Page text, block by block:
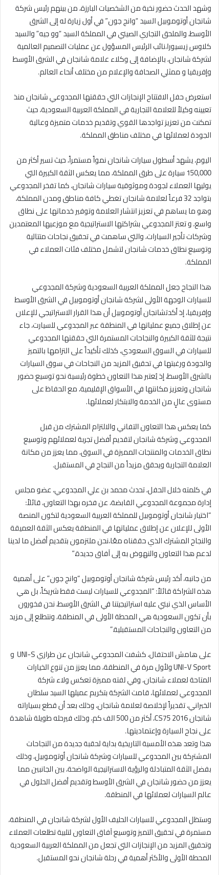
وشهد الحدث حضور نخبة من الشخصيات البارزة، من بينهم رئيس شركة
شانجان أوتوموبيل السيد “وانج جون” في أول زيارة له إلى الشرق
الأوسط، والملحق التجاري الصيني في المملكة السيد “وو جيه” والسيد
كلاوس زيسيورا،نائب الرئيس المسؤول عن عمليات التصميم العالمية
لشركة شانجان، بالإضافة إلى وكلاء علامة شانجان في الشرق الأوسط
وإفريقيا و ممثلي الصحافة والإعلام من مختلف أنحاء العالم.
استعرض حفل الافتتاح الإنجازات التي حققتها المجدوعي شانجان منذ
تعيينه وكيلاً للعلامة التجارية في المملكة العربية السعودية، حيث
تمكنت من تعزيز تواجدها القوي وتقديم خدمات متميزة وعالية
الجودة لعملائها في مختلف مناطق المملكة.
اليوم، يشهد أسطول سيارات شانجان نمواً مستمراً، حيث تسير أكثر من
150,000 سيارة على طرق المملكة، مما يعكس الثقة الكبيرة التي
يوليها العملاء لجودة وموثوقية سيارات شانجان، كما تفخر المجدوعي
بتواجد 32 فرعاً لعلامة شانجان تغطي كافة مناطق ومدن المملكة،
وهو ما يساهم في تعزيز انتشار العلامة وتوفير خدماتها على نطاق
واسع، و تعتز المجدوعي بشراكتها الاستراتيجية مع موزعيها المعتمدين
وشركات تأجير السيارات، والتي ساهمت في تحقيق نجاحات متتالية
وتوسيع نطاق خدمات شانجان لتشمل مختلف فئات العملاء في
المملكة.
هذا النجاح جعل المملكة العربية السعودية وشركة المجدوعي
للسيارات الوجهة الأولى لشركة شانجان أوتوموبيل في الشرق الأوسط
وإفريقيا، إذ أكدتشانجان أوتوموبيل أن هذا القرار الاستراتيجي للإعلان
عن إطلاق جميع عملياتها في المنطقة عبر المجدوعي للسيارت، جاء
نتيجة للثقة الكبيرة والنجاحات المستمرة التي حققتها المجدوعي
للسيارات في السوق السعودي، كذلك تأكيداً على التزامها بالتميز
والجودة ورغبتها في تحقيق المزيد من النجاحات في سوق السيارات
بالشرق الأوسط، إذ يُعتبر هذا التعاون خطوة رئيسية نحو توسيع حضور
شانجان وتعزيز مكانتها في الأسواق الإقليمية، مع الحفاظ على
مستوى عالٍ من الخدمة والابتكار لعملائها.
كما يعكس هذا التعاون التفاني والالتزام المشترك من قبل
المجدوعي وشركة شانجان لتقديم أفضل تجربة لعملائهم وتوسيع
نطاق الخدمات والمنتجات المميزة في السوق، مما يعزز من مكانة
العلامة التجارية ويحقق مزيداً من النجاح في المستقبل.
في كلمته خلال الحفل، تحدث محمد بن علي المجدوعي، عضو مجلس
إدارة مجموعة المجدوعي القابضة، عن فخره بهذا التعاون، قائلاً:
“اختيار شانجان أوتوموبيل للمملكة العربية السعودية لتكون المنصة
الأولى للإعلان عن إطلاق عملياتها في المنطقة يعكس الثقة العميقة
والنجاح المشترك الذي حققناه معًا،نحن ملتزمون بتقديم أفضل ما لدينا
لدعم هذا التعاون والنهوض به إلى آفاق جديدة.”
من جانبه، أكد رئيس شركة شانجان أوتوموبيل “وانج جون” على أهمية
هذه الشراكة قائلاً: “المجدوعي للسيارات ليست فقط شريكاً، بل هي
الأساس الذي نبني عليه استراتيجيتنا في الشرق الأوسط، نحن فخورون
بأن تكون السعودية هي المحطة الأولى في المنطقة، ونتطلع إلى مزيد
من التعاون والنجاحات المستقبلية.”
على هامش الاحتفال، كشفت المجدوعي شانجان عن طرازي UNI-S و
UNI-V Sport ولأول مرة في المنطقة، مما يعزز من تنوع الخيارات
المتاحة لعملاء شانجان، وفي لفته مميزة تعكس ولاء شركة
المجدوعي لعملائها، قامت الشركة بتكريم عميلها السيد سلطان
الخبراني، تقديراً لإخلاصة لعلامة شانجان، وذلك بعد أن قطع بسياراته
شانجان CS75 2016، أكثر من 500 الف كم، وذلك فيرحله طويلة شاهدة
على نجاح السيارة وإعتماديتها.
هذا وتعد هذه الأمسية التاريخية بداية لحقبة جديدة من النجاحات
المشتركة بين المجدوعي للسيارات وشركة شانجان أوتوموبيل، وذلك
بفضل الثقة المتبادلة والرؤية الاستراتيجية الواضحة، بين الجانبين مما
يعزز من حضور شانجان في الشرق الأوسط وتقديم أفضل الحلول في
عالم السيارات لعملائها في المنطقة.
وستظل المجدوعي للسيارات الحليف الأول لشركة شانجان في المنطقة،
مستمرة في تحقيق التميز وتوسيع آفاق التعاون لتلبية تطلعات العملاء
وتحقيق المزيد من الإنجازات التي تجعل من المملكة العربية السعودية
المحطة الأولى والأكثر أهمية في رحلة شانجان نحو المستقبل.